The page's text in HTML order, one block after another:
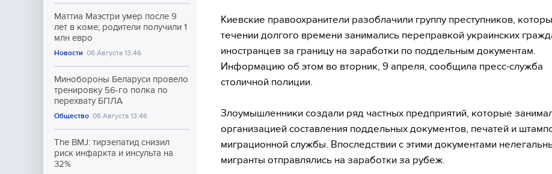
Маттиа Маэстри умер после 9
лет в коме; родители получили 1
млн евро
Новости 06 Августа 13:46
Минобороны Беларуси провело
тренировку 56-го полка по
перехвату БПЛА
Общество 06 Августа 13:46
The BMJ: тирзепатид снизил
риск инфаркта и инсульта на
32%
Киевские правоохранители разоблачили группу преступников,
течении долгого времени занимались переправкой украинских
иностранцев за границу на заработки по поддельным документам.
Информацию об этом во вторник, 9 апреля, сообщила пресс-служба
столичной полиции.
Злоумышленники создали ряд частных предприятий, которые
организацией составления поддельных документов, печатей и
миграционной службы. Впоследствии с этими документами
мигранты отправлялись на заработки за рубеж.